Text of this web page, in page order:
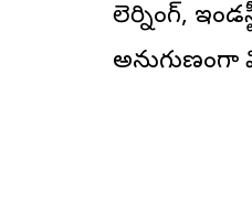
లెర్నింగ్,
అనుగుణంగా